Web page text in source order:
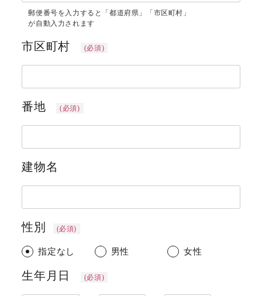
市区町村 (必須)
番地 (必須)
建物名
性別 (必須)
指定なし 男性 女性
生年月日 (必須)